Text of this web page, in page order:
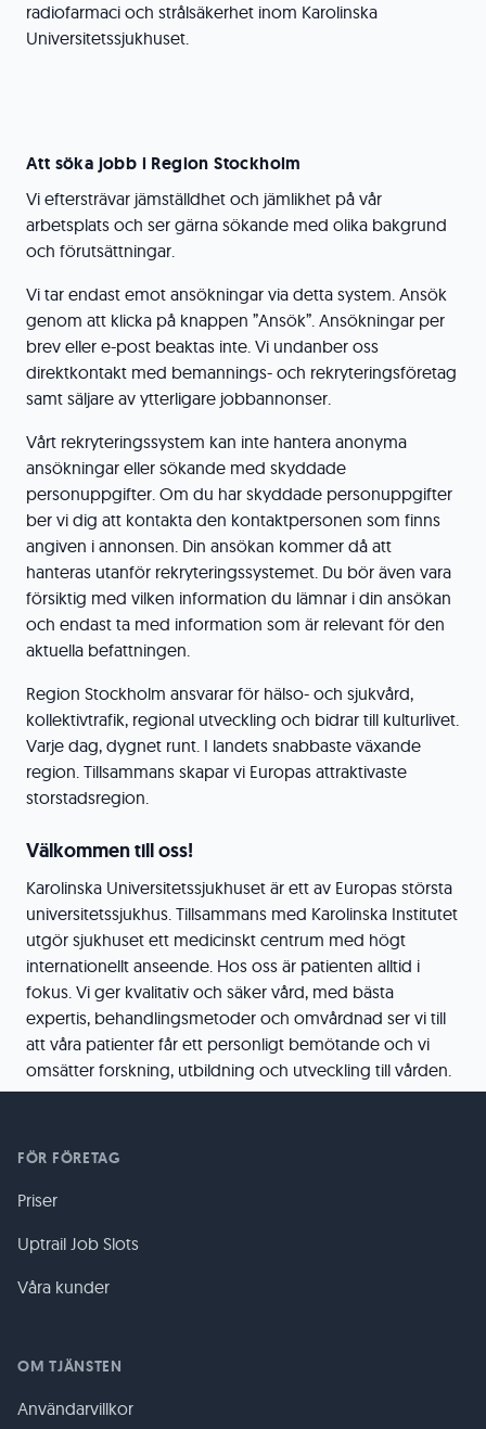
radiofarmaci och strålsäkerhet inom Karolinska
Universitetssjukhuset.
Att söka jobb i Region Stockholm
Vi eftersträvar jämställdhet och jämlikhet på vår
arbetsplats och ser gärna sökande med olika bakgrund
och förutsättningar.
Vi tar endast emot ansökningar via detta system. Ansök
genom att klicka på knappen ”Ansök”. Ansökningar per
brev eller e-post beaktas inte. Vi undanber oss
direktkontakt med bemannings- och rekryteringsföretag
samt säljare av ytterligare jobbannonser.
Vårt rekryteringssystem kan inte hantera anonyma
ansökningar eller sökande med skyddade
personuppgifter. Om du har skyddade personuppgifter
ber vi dig att kontakta den kontaktpersonen som finns
angiven i annonsen. Din ansökan kommer då att
hanteras utanför rekryteringssystemet. Du bör även vara
försiktig med vilken information du lämnar i din ansökan
och endast ta med information som är relevant för den
aktuella befattningen.
Region Stockholm ansvarar för hälso- och sjukvård,
kollektivtrafik, regional utveckling och bidrar till kulturlivet.
Varje dag, dygnet runt. I landets snabbaste växande
region. Tillsammans skapar vi Europas attraktivaste
storstadsregion.
Välkommen till oss!
Karolinska Universitetssjukhuset är ett av Europas största
universitetssjukhus. Tillsammans med Karolinska Institutet
utgör sjukhuset ett medicinskt centrum med högt
internationellt anseende. Hos oss är patienten alltid i
fokus. Vi ger kvalitativ och säker vård, med bästa
expertis, behandlingsmetoder och omvårdnad ser vi till
att våra patienter får ett personligt bemötande och vi
omsätter forskning, utbildning och utveckling till vården.
FÖR FÖRETAG
Priser
Uptrail Job Slots
Våra kunder
OM TJÄNSTEN
Användarvillkor